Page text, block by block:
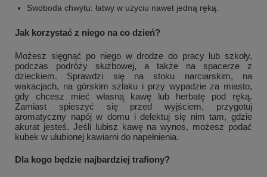
Swoboda chwytu: łatwy w użyciu nawet jedną ręką.
Jak korzystać z niego na co dzień?
Możesz sięgnąć po niego w drodze do pracy lub szkoły,
podczas podróży służbowej, a także na spacerze z
dzieckiem. Sprawdzi się na stoku narciarskim, na
wakacjach, na górskim szlaku i przy wypadzie za miasto,
gdy chcesz mieć własną kawę lub herbatę pod ręką.
Zamiast spieszyć się przed wyjściem, przygotuj
aromatyczny napój w domu i delektuj się nim tam, gdzie
akurat jesteś. Jeśli lubisz kawę na wynos, możesz podać
kubek w ulubionej kawiarni do napełnienia.
Dla kogo będzie najbardziej trafiony?